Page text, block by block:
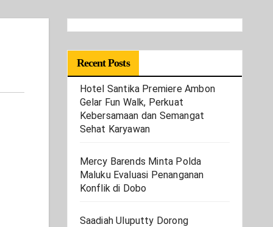
Recent Posts
Hotel Santika Premiere Ambon
Gelar Fun Walk, Perkuat
Kebersamaan dan Semangat
Sehat Karyawan
Mercy Barends Minta Polda
Maluku Evaluasi Penanganan
Konflik di Dobo
Saadiah Uluputty Dorong